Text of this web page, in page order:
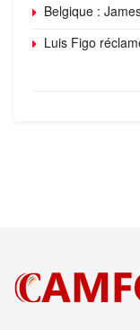
Belgique :
Luis Figo